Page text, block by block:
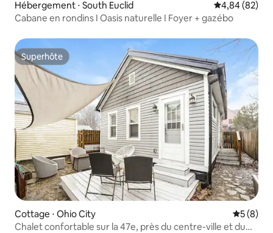
Hébergement ⋅ South Euclid Évaluation
4,84 (82)
Cabane en rondins I Oasis naturelle I Foyer + gazébo
Superhôte
Superhôte
Cottage ⋅ Ohio City
5 (8)
Chalet confortable sur la 47e, près du centre-ville et du